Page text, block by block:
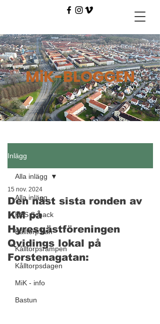
MiK-BLOGGEN
Inlägg
Alla inlägg
KSS Schack
Kålltorp kan
Kålltorpsrampen
Kålltorpsdagen
MiK - info
Bastun
Alla inlägg
Den näst sista ronden av
KM på
Hyresgästföreningen
Qvidings lokal på
Forstenagatan:
15 nov. 2024